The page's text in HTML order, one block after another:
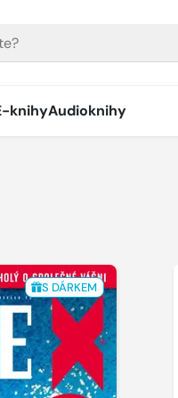
knihyAudioknihy
S DÁRKEM